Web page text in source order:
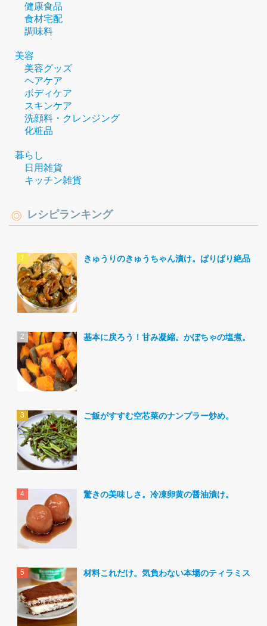
健康食品
食材宅配
調味料
美容
美容グッズ
ヘアケア
ボディケア
スキンケア
洗顔料・クレンジング
化粧品
暮らし
日用雑貨
キッチン雑貨
レシピランキング
きゅうりのきゅうちゃん漬け。ぱりぱり絶品。
基本に戻ろう！甘み凝縮。かぼちゃの塩煮。
ご飯がすすむ空芯菜のナンプラー炒め。
驚きの美味しさ。冷凍卵黄の醤油漬け。
材料これだけ。気負わない本場のティラミス。